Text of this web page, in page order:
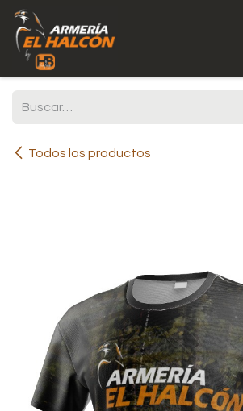
Ir al contenido
Todos los productos